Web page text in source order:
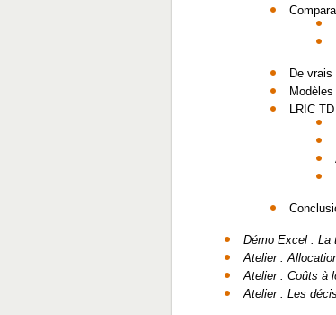
De
LRIC
Démo Excel : La
Atelier :
Atelier : Coûts à
Atelier : Les